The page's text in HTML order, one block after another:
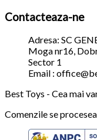
Contacteaza-ne
Adresa: SC
Moga nr16,
Sector 1
Email :
Best Toys - Cea mai
Comenzile se